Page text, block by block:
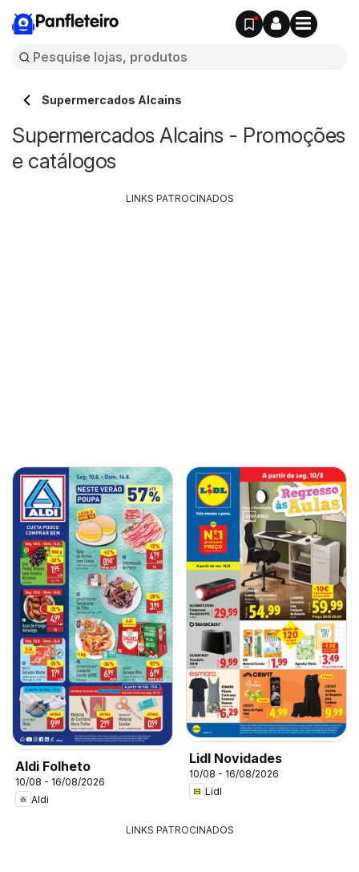
Panfleteiro
Supermercados Alcains
Supermercados Alcains - Promoções
e catálogos
Aldi Folheto
10/08 - 16/08/2026
Aldi
Lidl Novidades
10/08 - 16/08/2026
Lidl
LINKS PATROCINADOS
LINKS PATROCINADOS